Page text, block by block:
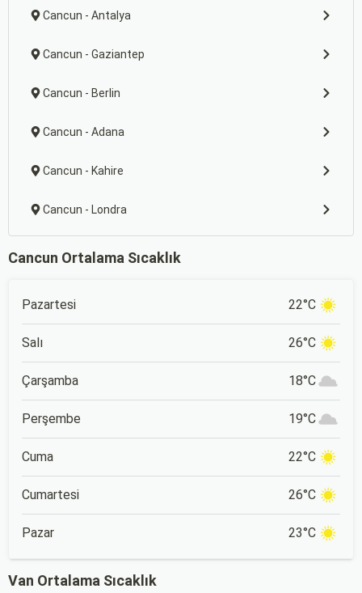
Cancun - Antalya
Cancun - Gaziantep
Cancun - Berlin
Cancun - Adana
Cancun - Kahire
Cancun - Londra
Cancun Ortalama Sıcaklık
Pazartesi 22°C
Salı 26°C
Çarşamba 18°C
Perşembe 19°C
Cuma 22°C
Cumartesi 26°C
Pazar 23°C
Van Ortalama Sıcaklık